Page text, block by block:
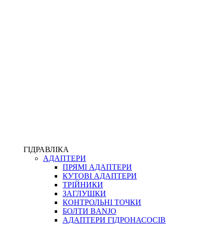
ФІТИНГИ ДІАГНОСТИЧНІ
АКСЕСУАРИ
ТРУБКИ ТА КОМПЛЕКТУЮЧІ
ФІТИНГИ ГІДРАВЛІЧНІ
ФІТИНГИ КОНДИЦІОНЕРНІ
ЗАХИСТ РУКАВІВ
ФІТИНГИ KARCHER
ФІТИНГИ НА ПІДЙОМ КАБІНИ
ГІДРАВЛІКА
АДАПТЕРИ
ПРЯМІ АДАПТЕРИ
КУТОВІ АДАПТЕРИ
ТРІЙНИКИ
ЗАГЛУШКИ
КОНТРОЛЬНІ ТОЧКИ
БОЛТИ BANJO
АДАПТЕРИ ГІДРОНАСОСІВ